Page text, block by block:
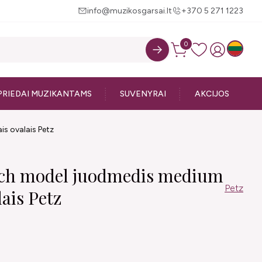
info@muzikosgarsai.lt +370 5 271 1223
0
MUZIKANTAMS SUVENYRAI AKCIJOS
ovalais Petz
model juodmedis medium
Petz
Petz